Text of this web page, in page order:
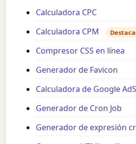
Calculadora CPC
Calculadora CPM
Compresor CSS en línea
Generador de Favicon
Calculadora de Google
Generador de Cron Job
Generador de expresión